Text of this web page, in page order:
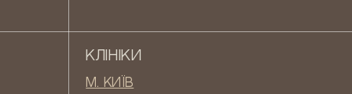
КЛІНІКИ
М. КИЇВ